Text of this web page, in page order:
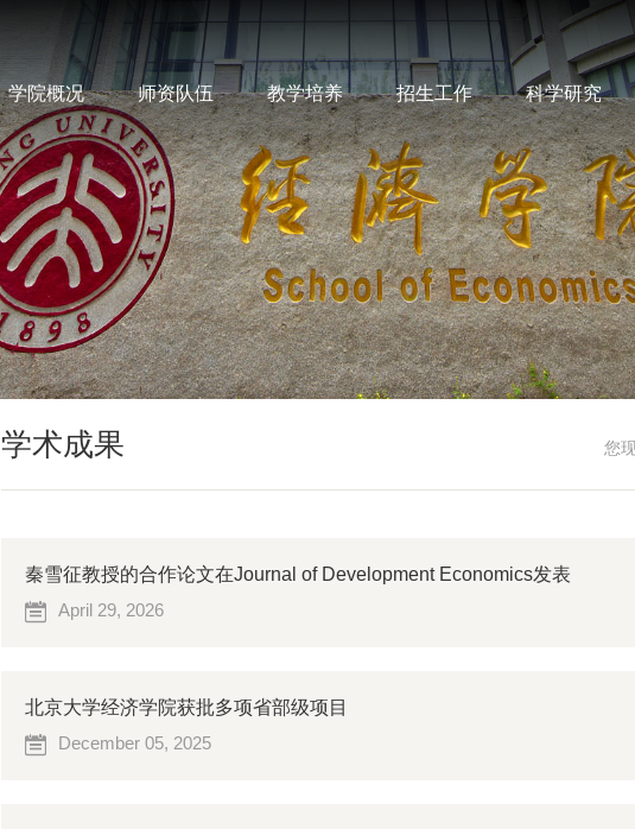
学院概况 师资队伍 教学培养 招生工作 科学研究
您
学术成果
秦雪征教授的合作论文在Journal of Development Economics发表
April 29, 2026
北京大学经济学院获批多项省部级项目
December 05, 2025